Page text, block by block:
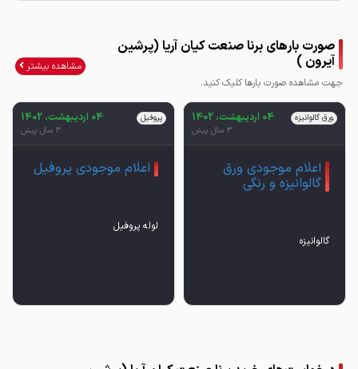
صورت بارهای برنا صنعت کیان آریا (پرشین
آیرون )
جهت مشاهده صورت بارها کلیک کنید.
مشاهده بیشتر
ورق گالوانیزه 04 اردیبهشت، 1402
3 سال پیش
اعلام موجودی ورق
گالوانیزه و رنگی
گالوانیزه
پروفیل 04 اردیبهشت، 1402
3 سال پیش
اعلام موجودی پروفیل
لوله پروفیل